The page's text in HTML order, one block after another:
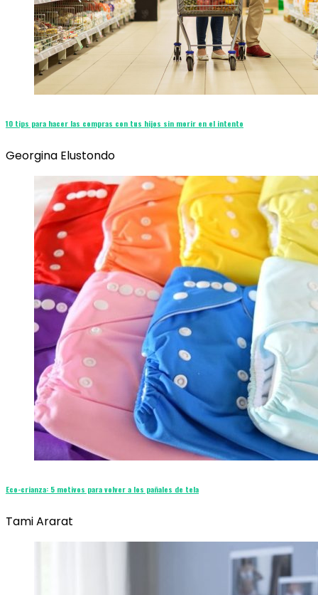
10 tips para hacer las compras con tus hijos sin morir en el intento
Georgina Elustondo
Eco-crianza: 5 motivos para volver a los pañales de tela
Tami Ararat